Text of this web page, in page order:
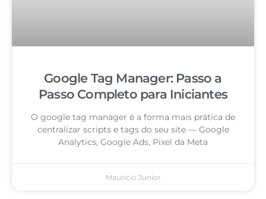
Google Tag Manager: Passo a
Passo Completo para Iniciantes
O google tag manager é a forma mais prática de
centralizar scripts e tags do seu site — Google
Analytics, Google Ads, Pixel da Meta
Mauricio Junior